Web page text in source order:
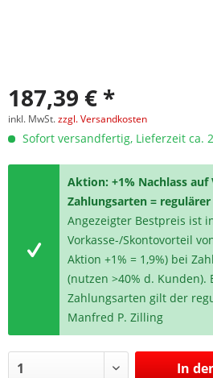
187,39 € *
inkl. MwSt.zzgl. Versandkosten
Sofort versandfertig, Lieferzeit ca.
Aktion: +1% Nachlass
Zahlungsarten = regulärer
Angezeigter Bestpreis ist
Vorkasse-/Skontovorteil
Aktion +1% = 1,9%) bei
(nutzen >40% d. Kunden).
Zahlungsarten gilt der
Manfred P. Zilling
In